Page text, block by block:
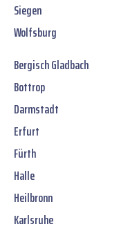
Siegen
Wolfsburg
Bergisch Gladbach
Bottrop
Darmstadt
Erfurt
Fürth
Halle
Heilbronn
Karlsruhe